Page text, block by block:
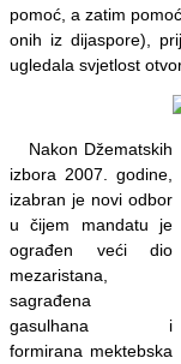
pomoć, a zatim
onih iz dijaspore),
ugledala svjetlost
Nakon Džematskih
izbora 2007. godine,
izabran je novi odbor
u čijem mandatu je
ograđen veći dio
mezaristana,
sagrađena
gasulhana i
formirana mektebska